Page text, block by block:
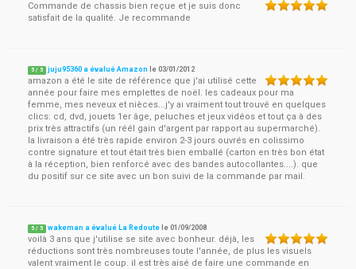
Commande de chassis bien reçue et je suis donc
satisfait de la qualité. Je recommande
5 / 5 juju95360 a évalué Amazon le03/01/2012
amazon a été le site de référence que j'ai utilisé cette
année pour faire mes emplettes de noël. les cadeaux pour ma
femme, mes neveux et nièces...j'y ai vraiment tout trouvé en quelques
clics: cd, dvd, jouets 1er âge, peluches et jeux vidéos et tout ça à des
prix très attractifs (un réél gain d'argent par rapport au supermarché).
la livraison a été très rapide environ 2-3 jours ouvrés en colissimo
contre signature et tout était très bien emballé (carton en très bon état
à la réception, bien renforcé avec des bandes autocollantes....). que
du positif sur ce site avec un bon suivi de la commande par mail.
5 / 5 wakeman a évalué La Redoute le01/09/2008
voilà 3 ans que j'utilise se site avec bonheur. déjà, les
réductions sont très nombreuses toute l'année, de plus les visuels
valent vraiment le coup. il est très aisé de faire une commande en